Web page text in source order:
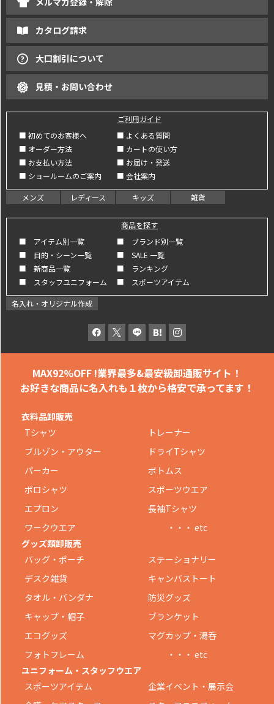
カタログ請求
大口割引について
見積・お問い合わせ
ご利用ガイド
■ 初めてのお客様へ
■ よくある質問
■ オーダー方法
■ カートの使い方
■ お支払い方法
■ お届け・発送
■ ショールームのご案内
■ 会社案内
メンズ レディース キッズ 雑貨
商品を探す
■ アイテム別一覧
■ ブランド別一覧
■ 目的・シーン一覧
■ SALE 一覧
■ 新商品一覧
■ ランキング
■ スタッフユニフォーム
■ スポーツアイテム
名入れ・オリジナル作成
MAX92%OFF !業界最多&最安級卸通販サイト！
お好きな商品に名入れも １枚から格安で承ってます！
衣料品卸販売
Tシャツ
トレーナー
ブルゾン・アウター
ドライTシャツ
パーカー
ボトムス
ポロシャツ
スポーツウエア
エプロン
長袖Tシャツ
ワークウエア
・・・ etc
グッズ類卸販売
バッグ・ポーチ
ステーショナリー
デスク雑貨
キャンバストート
タオル・バンダナ
防災グッズ
キャップ・帽子
ブランケット
エコグッズ
マグカップ・湯呑
フォトフレーム
・・・ etc
ユニフォーム・スタッフウエア
スポーツアイテム
企業イベント・展示会